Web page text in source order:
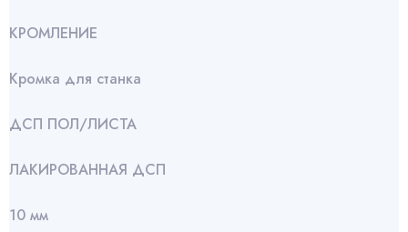
КРОМЛЕНИЕ
Кромка для станка
ДСП ПОЛ/ЛИСТА
ЛАКИРОВАННАЯ ДСП
10 мм